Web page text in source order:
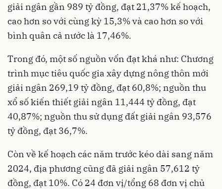
giải ngân gần 989 tỷ đồng, đạt 21,37% kế hoạch,
cao hơn so với cùng kỳ 15,3% và cao hơn so với
bình quân cả nước là 17,46%.
Trong đó, một số nguồn vốn đạt khá như: Chương
trình mục tiêu quốc gia xây dựng nông thôn mới
giải ngân 269,19 tỷ đồng, đạt 60,8%; nguồn thu
xổ số kiến thiết giải ngân 11,444 tỷ đồng, đạt
40,87%; nguồn thu sử dụng đất giải ngân 93,576
tỷ đồng, đạt 36,7%.
Còn về kế hoạch các năm trước kéo dài sang năm
2024, địa phương cũng đã giải ngân 57,612 tỷ
đồng, đạt 10%. Có 24 đơn vị/tổng 68 đơn vị chủ